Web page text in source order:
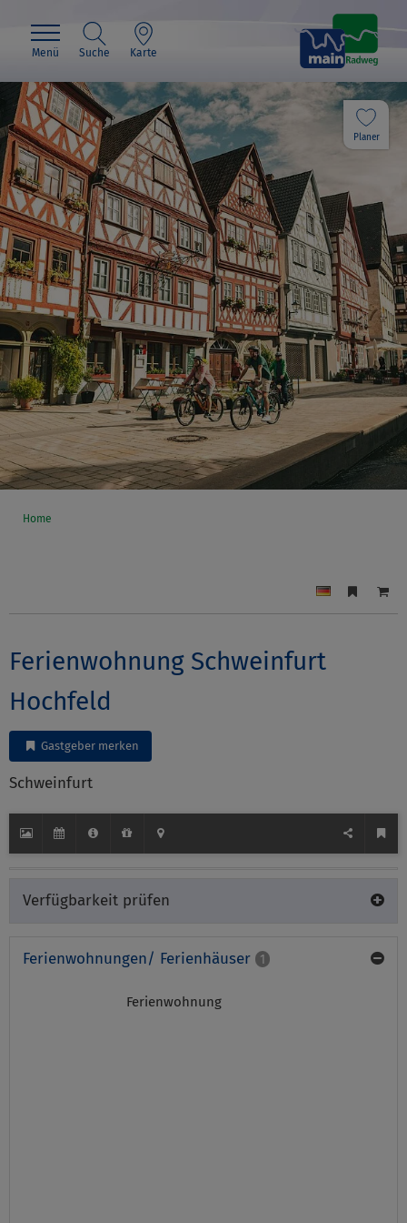
Menü Suche Karte
Planer
Home
Ferienwohnung Schweinfurt
Hochfeld
Gastgeber merken
Schweinfurt
Verfügbarkeit prüfen
Ferienwohnungen/ Ferienhäuser 1
Ferienwohnung